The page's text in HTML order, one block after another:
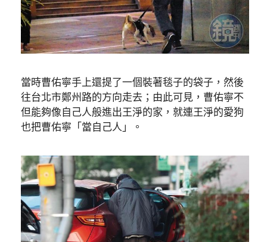
當時曹佑寧手上還提了一個裝著毯子的袋子，然後
往台北市鄭州路的方向走去；由此可見，曹佑寧不
但能夠像自己人般進出王淨的家，就連王淨的愛狗
也把曹佑寧「當自己人」。